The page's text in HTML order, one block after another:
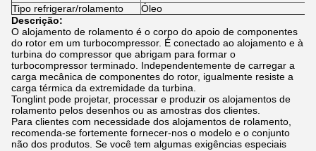
Tipo refrigerar/rolamento
Óleo
Descrição:
O alojamento de rolamento é o corpo do apoio de componentes
do rotor em um turbocompressor. É conectado ao alojamento e à
turbina do compressor que abrigam para formar o
turbocompressor terminado. Independentemente de carregar a
carga mecânica de componentes do rotor, igualmente resiste a
carga térmica da extremidade da turbina.
Tonglint pode projetar, processar e produzir os alojamentos de
rolamento pelos desenhos ou as amostras dos clientes.
Para clientes com necessidade dos alojamentos de rolamento,
recomenda-se fortemente fornecer-nos o modelo e o conjunto
não dos produtos. Se você tem algumas exigências especiais